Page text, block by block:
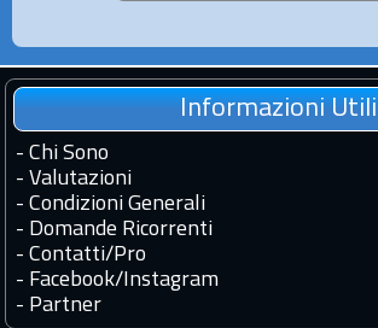
Informazioni Utili
- Chi Sono
- Valutazioni
- Condizioni Generali
- Domande Ricorrenti
- Contatti/Pro
- Facebook/Instagram
- Partner